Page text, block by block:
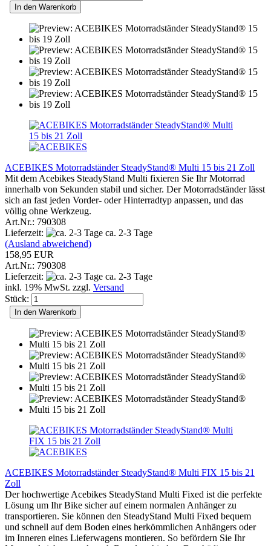
In den Warenkorb
ACEBIKES Motorradständer SteadyStand® Multi 15 bis 21 Zoll
Mit dem Acebikes SteadyStand Multi fixieren Sie Ihr Motorrad
innerhalb von Sekunden stabil und sicher. Der Motorradständer lässt
sich an fast jeden Vorder- oder Hinterradtyp anpassen, und das
völlig ohne Werkzeug.
Art.Nr.: 790308
Lieferzeit:
ca. 2-3 Tage
(Ausland abweichend)
158,95 EUR
Art.Nr.: 790308
Lieferzeit:
ca. 2-3 Tage
inkl. 19% MwSt. zzgl. Versand
Stück:
In den Warenkorb
ACEBIKES Motorradständer SteadyStand® Multi FIX 15 bis 21
Zoll
Der hochwertige Acebikes SteadyStand Multi Fixed ist die perfekte
Lösung um Ihr Bike sicher auf einem normalen Anhänger zu
transportieren. Sie können den SteadyStand Multi Fixed bequem
und schnell auf dem Boden eines herkömmlichen Anhängers oder
im Inneren eines Lieferwagens montieren. So befördern Sie Ihr